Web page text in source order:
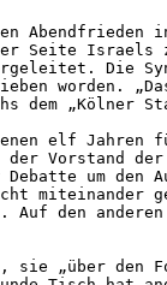
Abendfrieden
der Seite
Die
worden.
dem „Kölner
elf
Vorstand der
Debatte um
miteinander
den
sie „über den